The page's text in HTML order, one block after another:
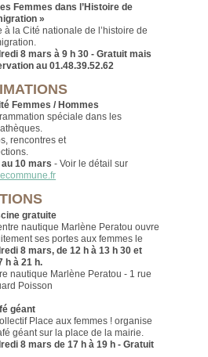
Femmes dans l’Histoire de
»
à la Cité nationale de l’histoire de
8 mars à 9 h 30 - Gratuit mais
au 01.48.39.52.62
Femmes / Hommes
spéciale dans les
rencontres et
au 10 mars - Voir le détail sur
gratuite
nautique Marlène Peratou ouvre
ses portes aux femmes le
8 mars, de 12 h à 13 h 30 et
h à 21 h.
nautique Marlène Peratou - 1 rue
Poisson
géant
Place aux femmes ! organise
géant sur la place de la mairie.
8 mars de 17 h à 19 h - Gratuit